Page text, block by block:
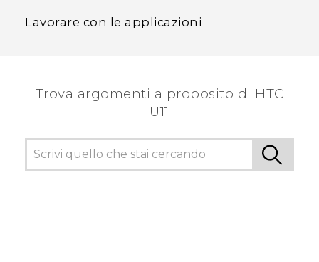
Lavorare con le applicazioni
Trova argomenti a proposito di HTC
U11